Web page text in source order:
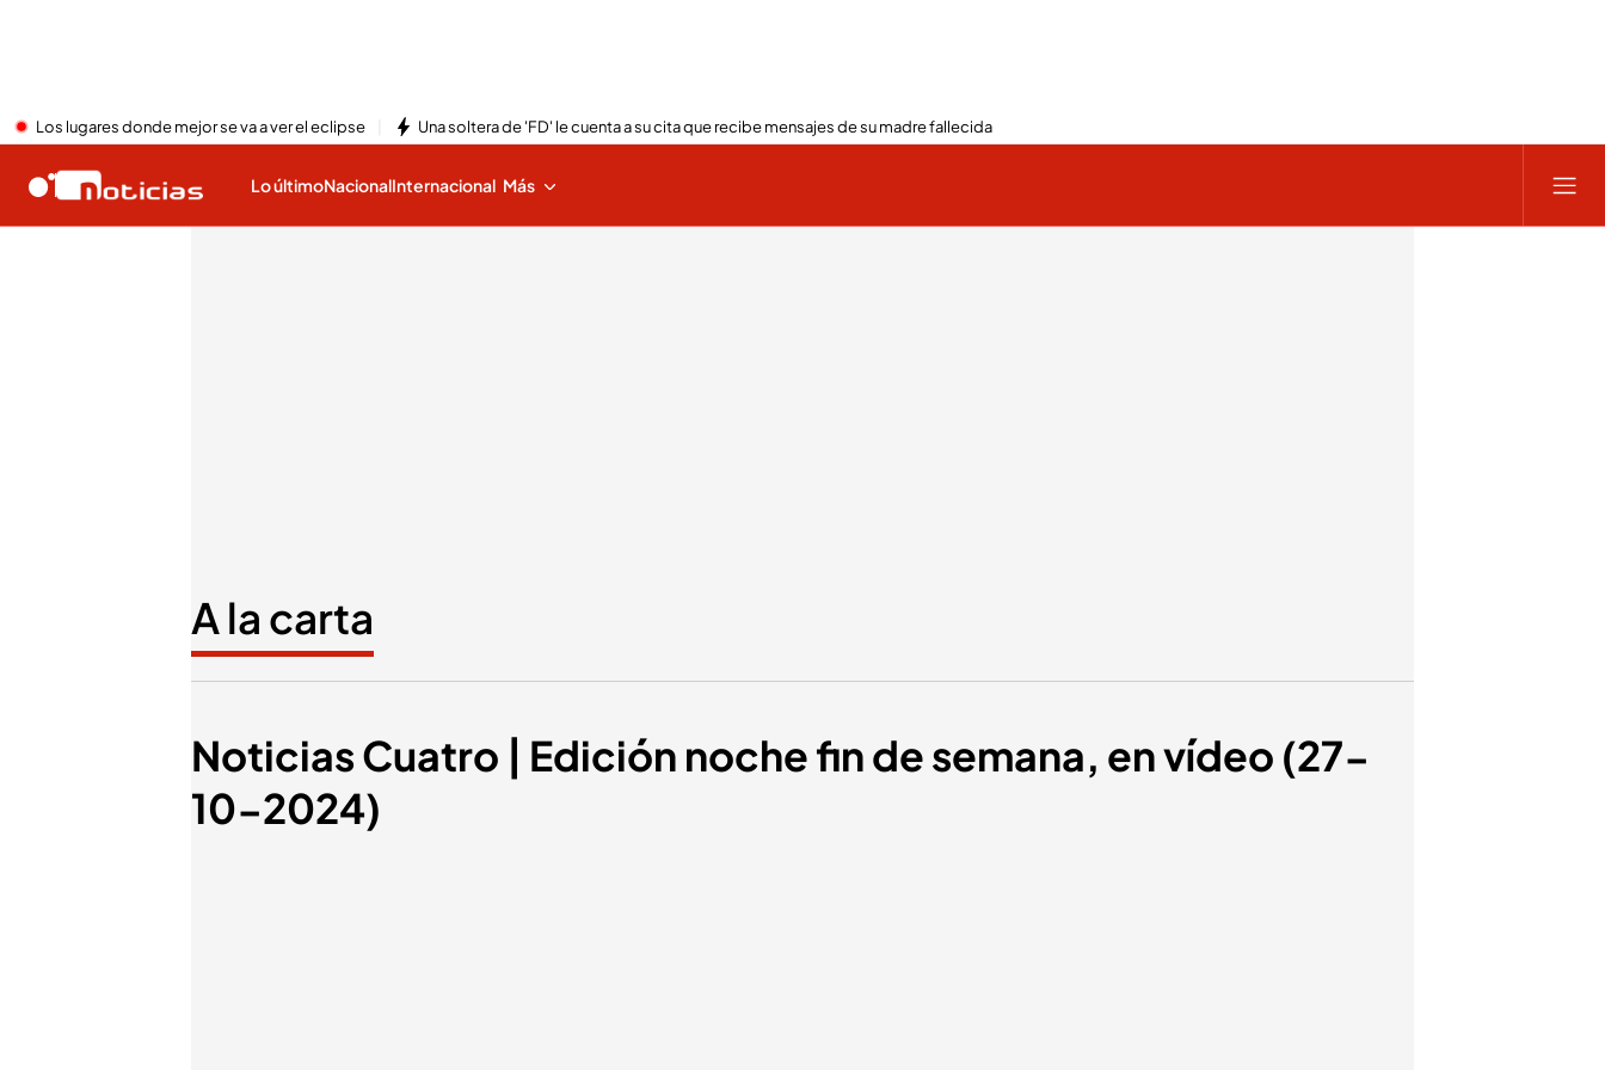
Los lugares donde mejor se va a ver el eclipse Una soltera de 'FD' le cuenta a su cita que recibe mensajes de su madre fallecida
Lo últimoNacionalInternacional Más
A la carta
Noticias Cuatro | Edición noche fin de semana, en vídeo (27-
10-2024)